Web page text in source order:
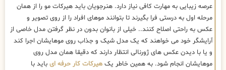
عرصه زیبایی به مهارت کافی نیاز دارد. هنرجویان باید هیرکات مو را از همان
مرحله اول به درستی فرا بگیرند تا بتوانند موهای افراد را از روی تصویر و
عکس به راحتی اصلاح کنند.. خیلی از بانوان بدون در نظر گرفتن مدل خاصی از
آرایشگر خود می خواهند که یک مدل شیک و جذاب روی موهایشان اجرا کند
و یا با دیدن عکس های ژورنالی انتظار دارند که دقیقا همان مدل روی
موهایشان انجام شود. به همین خاطر یک هیرکات کار حرفه ای باید با